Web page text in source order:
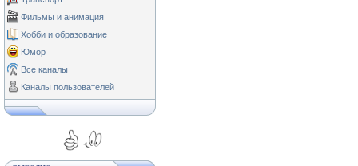
Фильмы и анимация
Хобби и образование
Юмор
Все каналы
Каналы пользователей